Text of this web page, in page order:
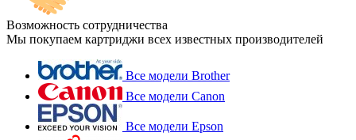
Возможность сотрудничества
Мы покупаем картриджи всех известных производителей
Все модели Brother
Все модели Canon
Все модели Epson